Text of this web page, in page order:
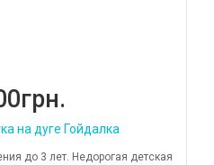
на дуге Гойдалка
до 3 лет. Недорогая детская